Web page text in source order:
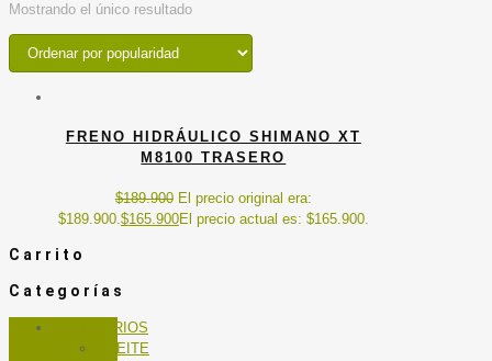
Mostrando el único resultado
FRENO HIDRÁULICO SHIMANO XT
M8100 TRASERO
$189.900 El precio original era:
$189.900. $165.900El precio actual es: $165.900.
Carrito
Categorías
ACCESORIOS
ACEITE